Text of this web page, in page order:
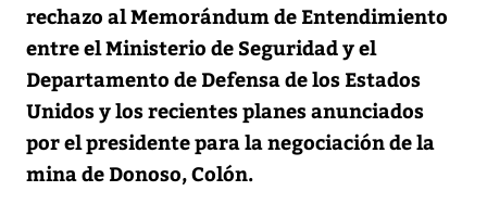
rechazo al Memorándum de Entendimiento
entre el Ministerio de Seguridad y el
Departamento de Defensa de los Estados
Unidos y los recientes planes anunciados
por el presidente para la negociación de la
mina de Donoso, Colón.